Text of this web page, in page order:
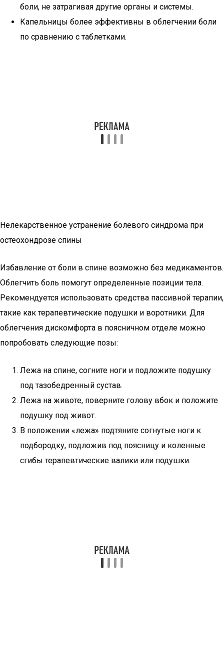
боли, не затрагивая другие органы и системы.
Капельницы более эффективны в облегчении боли
по сравнению с таблетками.
Нелекарственное устранение болевого синдрома при
остеохондрозе спины
Избавление от боли в спине возможно без медикаментов.
Облегчить боль помогут определенные позиции тела.
Рекомендуется использовать средства пассивной терапии,
такие как терапевтические подушки и воротники. Для
облегчения дискомфорта в поясничном отделе можно
попробовать следующие позы:
Лежа на спине, согните ноги и подложите подушку
под тазобедренный сустав.
Лежа на животе, поверните голову вбок и положите
подушку под живот.
В положении «лежа» подтяните согнутые ноги к
подбородку, подложив под поясницу и коленные
сгибы терапевтические валики или подушки.